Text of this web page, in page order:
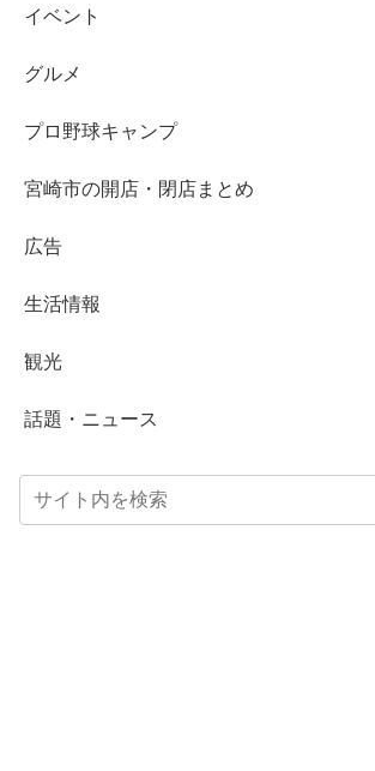
イベント
グルメ
プロ野球キャンプ
宮崎市の開店・閉店まとめ
広告
生活情報
観光
話題・ニュース